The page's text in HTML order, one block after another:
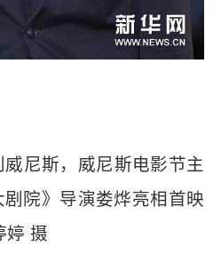
尼斯，威尼斯电影节主
院》导演娄烨亮相首映
婷 摄